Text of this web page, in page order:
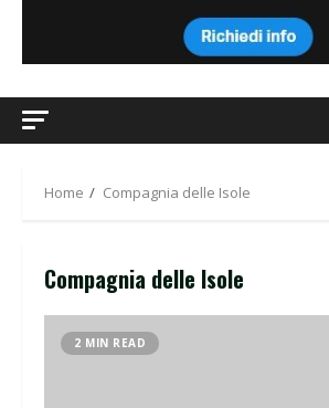
Home Compagnia delle Isole
Compagnia delle Isole
2 MIN READ